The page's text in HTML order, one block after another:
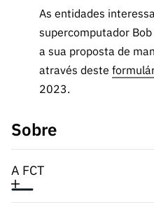
As entidades
supercomputador
a sua proposta de
através deste
2023.
Sobre
A FCT